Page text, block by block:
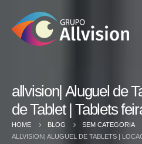
allvision| Aluguel de
de Tablet | Tablets
HOME BLOG
SEM CATEGORIA
ALLVISION| ALUGUEL DE TABLETS |